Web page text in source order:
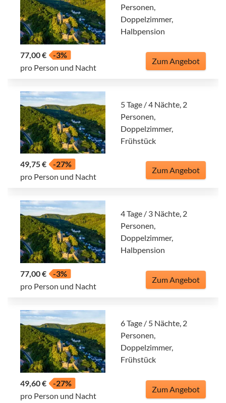
Personen,
Doppelzimmer,
Halbpension
77,00 €
-3%
pro Person und Nacht
Zum Angebot
5 Tage / 4 Nächte, 2
Personen,
Doppelzimmer,
Frühstück
49,75 €
-27%
pro Person und Nacht
Zum Angebot
4 Tage / 3 Nächte, 2
Personen,
Doppelzimmer,
Halbpension
77,00 €
-3%
pro Person und Nacht
Zum Angebot
6 Tage / 5 Nächte, 2
Personen,
Doppelzimmer,
Frühstück
49,60 €
-27%
pro Person und Nacht
Zum Angebot